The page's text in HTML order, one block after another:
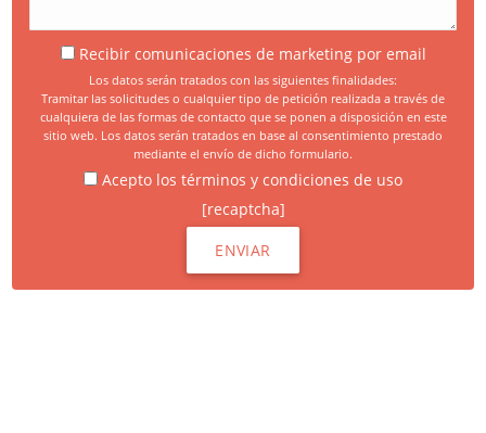
Recibir comunicaciones de marketing por email
Los datos serán tratados con las siguientes finalidades:
Tramitar las solicitudes o cualquier tipo de petición realizada a través de
cualquiera de las formas de contacto que se ponen a disposición en este
sitio web. Los datos serán tratados en base al consentimiento prestado
mediante el envío de dicho formulario.
Acepto los términos y condiciones de uso
[recaptcha]